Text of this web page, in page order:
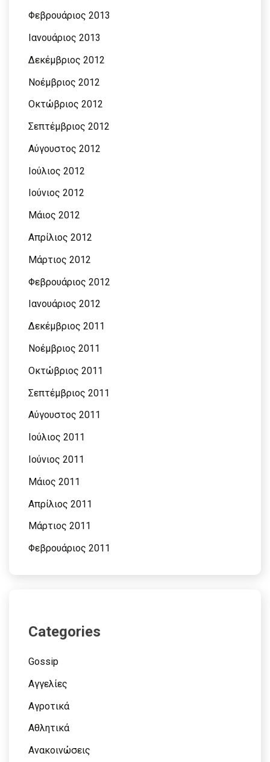
Φεβρουάριος 2013
Ιανουάριος 2013
Δεκέμβριος 2012
Νοέμβριος 2012
Οκτώβριος 2012
Σεπτέμβριος 2012
Αύγουστος 2012
Ιούλιος 2012
Ιούνιος 2012
Μάιος 2012
Απρίλιος 2012
Μάρτιος 2012
Φεβρουάριος 2012
Ιανουάριος 2012
Δεκέμβριος 2011
Νοέμβριος 2011
Οκτώβριος 2011
Σεπτέμβριος 2011
Αύγουστος 2011
Ιούλιος 2011
Ιούνιος 2011
Μάιος 2011
Απρίλιος 2011
Μάρτιος 2011
Φεβρουάριος 2011
Categories
Gossip
Αγγελίες
Αγροτικά
Αθλητικά
Ανακοινώσεις